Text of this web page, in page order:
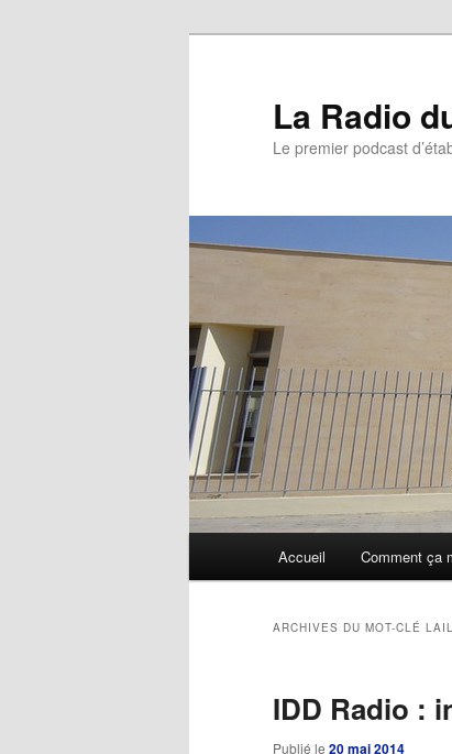
La Radio
Le premier podcast
Aller
principal
Aller
secondaire
Accueil Comment ça
ARCHIVES DU MOT-CLÉ
IDD Radio :
Publié le 20 mai 2014